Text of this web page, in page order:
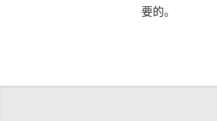
要的。